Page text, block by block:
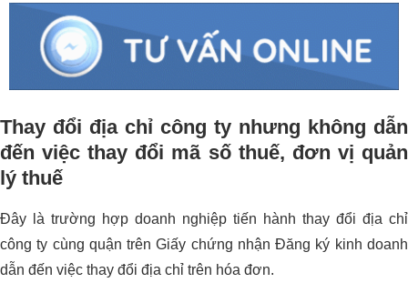
Thay đổi địa chỉ công ty nhưng không dẫn
đến việc thay đổi mã số thuế, đơn vị quản
lý thuế
Đây là trường hợp doanh nghiệp tiến hành thay đổi địa chỉ
công ty cùng quận trên Giấy chứng nhận Đăng ký kinh doanh
dẫn đến việc thay đổi địa chỉ trên hóa đơn.